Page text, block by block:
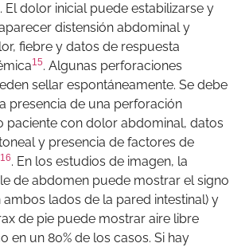
El dolor inicial puede estabilizarse y
distensión abdominal y
fiebre y datos de respuesta
15. Algunas perforaciones
sellar espontáneamente. Se debe
presencia de una perforación
paciente con dolor abdominal, datos
y presencia de factores de
16. En los estudios de imagen, la
de abdomen puede mostrar el signo
ambos lados de la pared intestinal) y
de pie puede mostrar aire libre
en un 80% de los casos. Si hay